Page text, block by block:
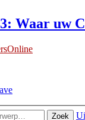
Waar uw
Zoek